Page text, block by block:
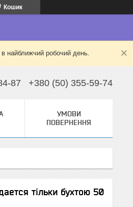
Кошик
в найближчий робочий день.
87 +380 (50) 355-59-74
УМОВИ
ПОВЕРНЕННЯ
тільки бухтою 50